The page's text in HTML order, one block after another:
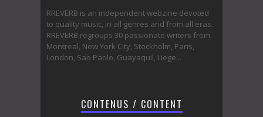
RREVERB is an independent webzine devoted
to quality music, in all genres and from all eras.
RREVERB regroups 30 passionate writers from
Montreal, New York City, Stockholm, Paris,
London, Sao Paolo, Guayaquil, Liege...
CONTENUS / CONTENT